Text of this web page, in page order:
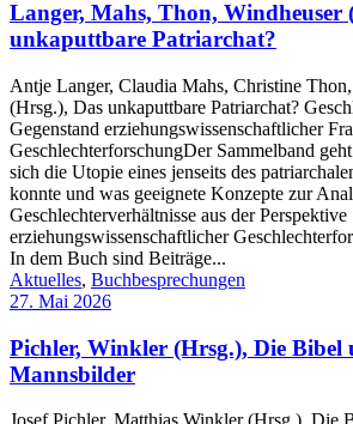
Langer, Mahs, Thon, Windheuser
unkaputtbare Patriarchat?
Antje Langer, Claudia Mahs, Christine Thon,
(Hrsg.), Das unkaputtbare Patriarchat?
Gegenstand erziehungswissenschaftlicher
GeschlechterforschungDer Sammelband
sich die Utopie eines jenseits des
konnte und was geeignete Konzepte zur
Geschlechterverhältnisse aus der Perspektive
erziehungswissenschaftlicher
In dem Buch sind Beiträge...
Aktuelles, Buchbesprechungen
27. Mai 2026
Pichler, Winkler (Hrsg.), Die Bibel
Mannsbilder